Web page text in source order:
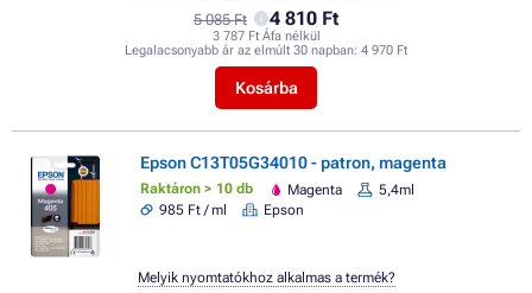
5 085 Ft 4 810 Ft
3 787 Ft Áfa nélkül
Legalacsonyabb ár az elmúlt 30 napban: 4 970 Ft
Kosárba
Epson C13T05G34010 - patron, magenta
Raktáron > 10 db Magenta
5,4ml
985 Ft / ml
Epson
Melyik nyomtatókhoz alkalmas a termék?